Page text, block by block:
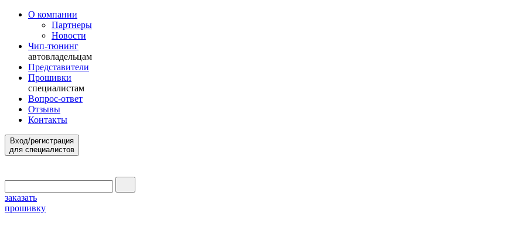
О компании
Партнеры
Новости
Чип-тюнинг
автовладельцам
Представители
Прошивки
специалистам
Вопрос-ответ
Отзывы
Контакты
Вход/регистрация
для специалистов
заказать
прошивку